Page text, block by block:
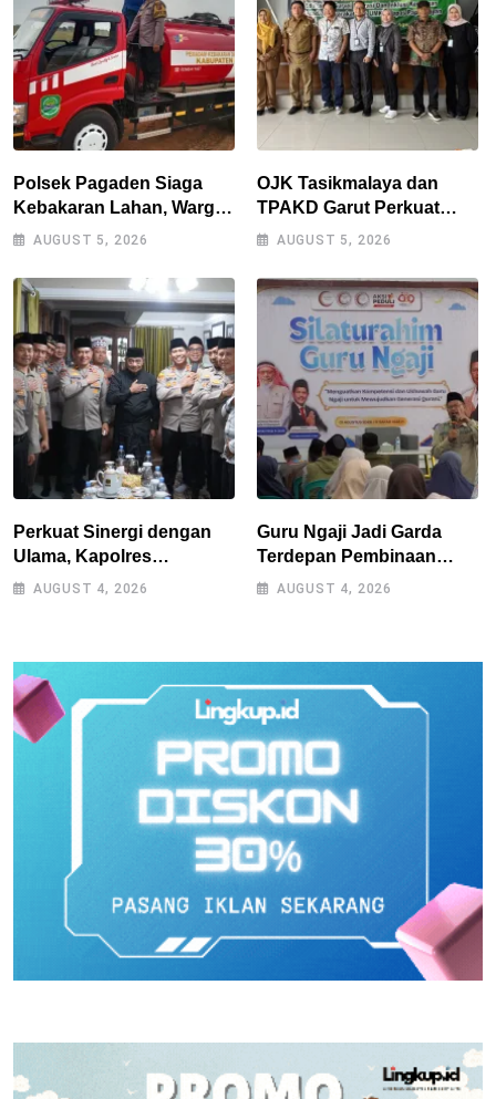
Polsek Pagaden Siaga
Kebakaran Lahan, Warga
Diimbau Tak Bakar
AUGUST 5, 2026
OJK Tasikmalaya dan
TPAKD Garut Perkuat
UMKM melalui Program
Papandayan
AUGUST 5, 2026
Perkuat Sinergi dengan
Ulama, Kapolres
Tasikmalaya Safari
AUGUST 4, 2026
Guru Ngaji Jadi Garda
Terdepan Pembinaan
Umat, As-Syifa Perkuat
AUGUST 4, 2026